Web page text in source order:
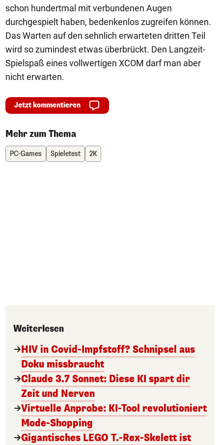
schon hundertmal mit verbundenen Augen
durchgespielt haben, bedenkenlos zugreifen können.
Das Warten auf den sehnlich erwarteten dritten Teil
wird so zumindest etwas überbrückt. Den Langzeit-
Spielspaß eines vollwertigen XCOM darf man aber
nicht erwarten.
Jetzt kommentieren
Mehr zum Thema
PC-Games Spieletest 2K
Weiterlesen
HIV in Covid-Impfstoff? Schnipsel aus
Doku missbraucht
Claude 3.7 Sonnet: Diese KI spart dir
Zeit und Nerven
Virtuelle Anprobe: KI-Tool revolutioniert
Mode-Shopping
Gigantisches LEGO T.-Rex-Skelett ist